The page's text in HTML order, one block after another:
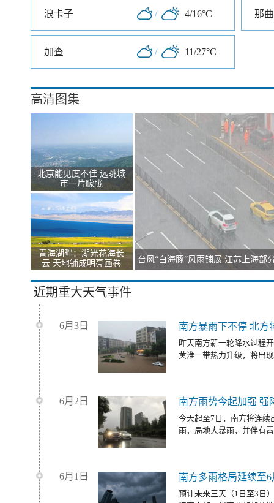
浪卡子 / 4/16°C 那曲
加查 / 11/27°C
高清图集
北京能见度不佳 远眺城
市一片朦胧
青海湖畔：湖光花海长
云 天地铺成明亮画卷
台风“白海豚”风雨铺展 江苏上海部
近期重大天气事件
6月3日 南方暴雨下不停 北方
昨天南方新一轮降水过程
黄淮一带热力升级，将出
6月2日 南方雨势今起加强 强
今天起至7日，南方将连续
雨，局地大暴雨，并伴有
6月1日 南方多雨格局延续至
预计未来三天（1日至3日